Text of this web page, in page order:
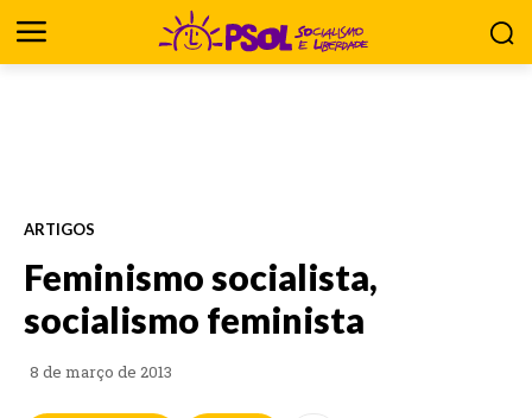
ARTIGOS
Feminismo socialista,
socialismo feminista
8 de março de 2013